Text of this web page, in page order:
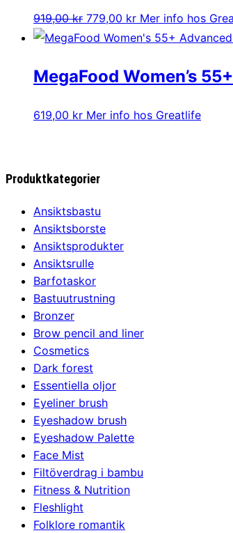
919,00kr Det
ursprungliga
var:
779,00 krDet
nuvarande
är:
Mer info hos
MegaFood Women’s
619,00 kr Mer info hos Greatlife
Produktkategorier
Ansiktsbastu
Ansiktsborste
Ansiktsprodukter
Ansiktsrulle
Barfotaskor
Bastuutrustning
Bronzer
Brow pencil and liner
Cosmetics
Dark forest
Essentiella oljor
Eyeliner brush
Eyeshadow brush
Eyeshadow Palette
Face Mist
Filtöverdrag i bambu
Fitness & Nutrition
Fleshlight
Folklore romantik